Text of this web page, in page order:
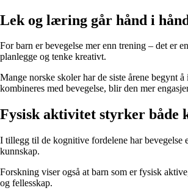
Lek og læring går hånd i
For barn er bevegelse mer enn trening – det er
planlegge og tenke kreativt.
Mange norske skoler har de siste årene begynt
kombineres med bevegelse, blir den mer
Fysisk aktivitet styrker både
I tillegg til de kognitive fordelene har bevegelse
kunnskap.
Forskning viser også at barn som er fysisk
og fellesskap.